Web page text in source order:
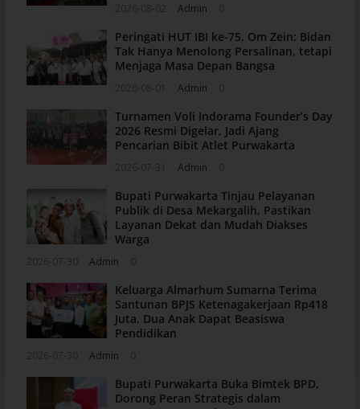
Admin
Peringati HUT IBI ke-75, Om Zein: Bidan
Tak Hanya Menolong Persalinan, tetapi
Menjaga Masa Depan Bangsa
Admin
Turnamen Voli Indorama Founder’s Day
2026 Resmi Digelar, Jadi Ajang
Pencarian Bibit Atlet Purwakarta
Admin
Bupati Purwakarta Tinjau Pelayanan
Publik di Desa Mekargalih, Pastikan
Layanan Dekat dan Mudah Diakses
Warga
Admin
Keluarga Almarhum Sumarna Terima
Santunan BPJS Ketenagakerjaan Rp418
Juta, Dua Anak Dapat Beasiswa
Pendidikan
Admin
Bupati Purwakarta Buka Bimtek BPD,
Dorong Peran Strategis dalam